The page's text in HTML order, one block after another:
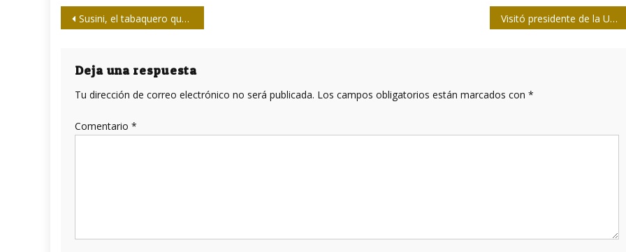
Navegación
entradas
Susini, el tabaquero que dio saber Visitó presidente de la Upec emisoras guantanameras
Deja una respuesta
Tu dirección de correo electrónico no será publicada. Los campos obligatorios están marcados con *
Comentario *